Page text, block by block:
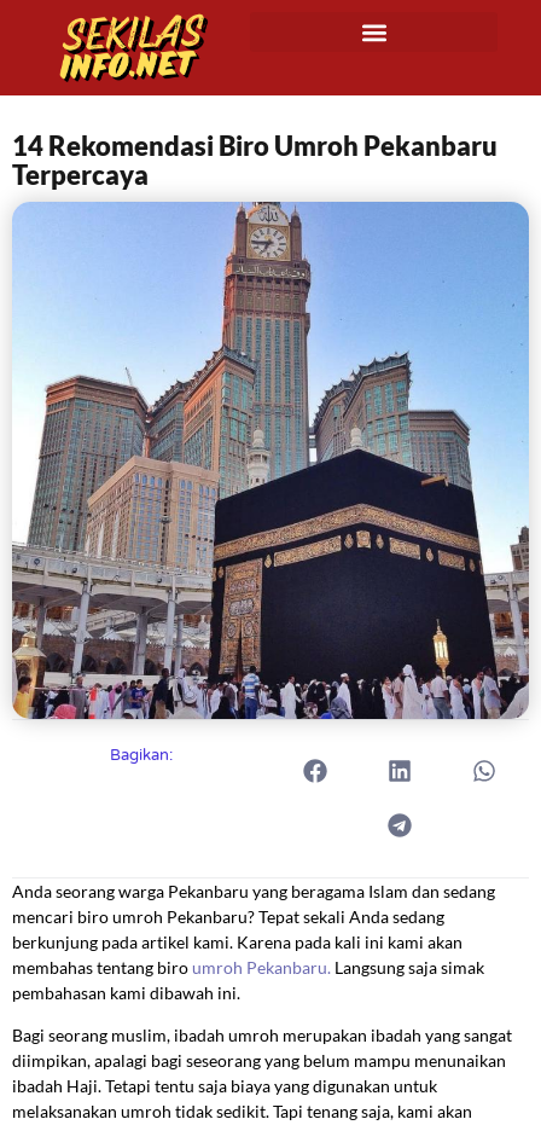
14 Rekomendasi Biro Umroh Pekanbaru
Terpercaya
Bagikan:
Anda seorang warga Pekanbaru yang beragama Islam dan sedang
mencari biro umroh Pekanbaru? Tepat sekali Anda sedang
berkunjung pada artikel kami. Karena pada kali ini kami akan
membahas tentang biro umroh Pekanbaru. Langsung saja simak
pembahasan kami dibawah ini.
Bagi seorang muslim, ibadah umroh merupakan ibadah yang sangat
diimpikan, apalagi bagi seseorang yang belum mampu menunaikan
ibadah Haji. Tetapi tentu saja biaya yang digunakan untuk
melaksanakan umroh tidak sedikit. Tapi tenang saja, kami akan